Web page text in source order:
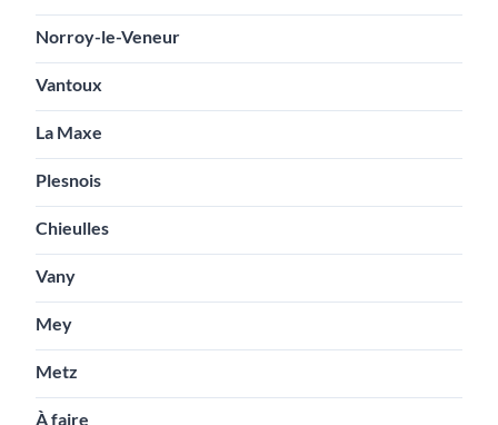
Norroy-le-Veneur
Vantoux
La Maxe
Plesnois
Chieulles
Vany
Mey
Metz
À faire